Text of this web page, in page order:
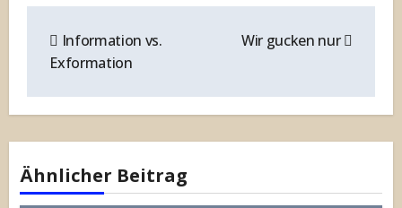
Information vs.
Exformation
Wir gucken nur
Ähnlicher Beitrag